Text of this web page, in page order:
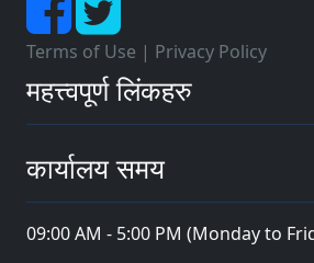
Terms of Use | Privacy Policy
महत्त्वपूर्ण लिंकहरु
कार्यालय समय
09:00 AM - 5:00 PM (Monday to